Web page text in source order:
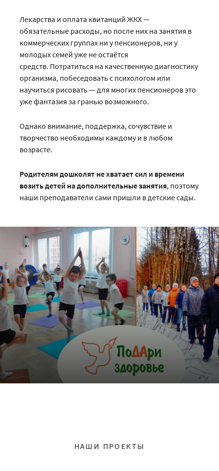
Лекарства и оплата квитанций ЖКХ —
обязательные расходы, но после них на занятия в
коммерческих группах ни у пенсионеров, ни у
молодых семей уже не остаётся
средств. Потратиться на качественную диагностику
организма, побеседовать с психологом или
научиться рисовать — для многих пенсионеров это
уже фантазия за гранью возможного.
Однако внимание, поддержка, сочувствие и
творчество необходимы каждому и в любом
возрасте.
Родителям дошколят не хватает сил и времени
возить детей на дополнительные занятия, поэтому
наши преподаватели сами пришли в детские сады.
НАШИ ПРОЕКТЫ